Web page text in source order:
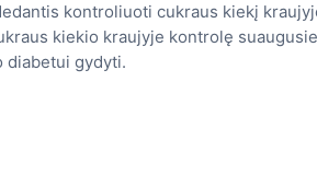
kontroliuoti cukraus kiekį
kiekio kraujyje kontrolę
diabetui gydyti.